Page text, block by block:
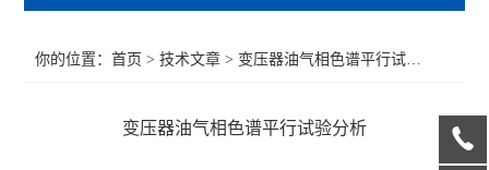
你的位置：首页 >技术文章 > 变压器油气相色谱平行试验分析
变压器油气相色谱平行试验分析